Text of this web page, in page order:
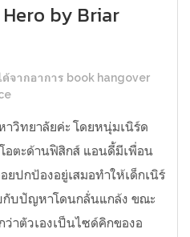
by Briar
จากอาการ book hangover
าวิทยาลัยค่ะ โดยหนุ่มเนิร์ด
อตะด้านฟิสิกส์ แอนดี้มีเพื่อน
ปกป้องอยู่เสมอทำให้เด็กเนิร์
กับปัญหาโดนกลั่นแกล้ง ขณะ
ว่าตัวเองเป็นไซด์คิกของอ